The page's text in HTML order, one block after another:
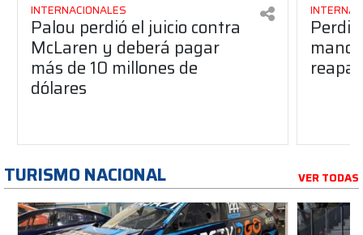
INTERNACIONALES
Palou perdió el juicio contra
McLaren y deberá pagar
más de 10 millones de
dólares
TURISMO NACIONAL VER TODAS